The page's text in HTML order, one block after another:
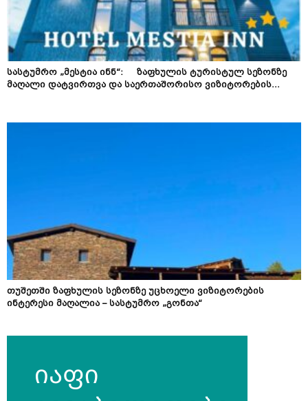
სასტუმრო „მესტია ინნ“: ზაფხულის ტურისტულ სეზონზე
მაღალი დატვირთვა და საერთაშორისო ვიზიტორების...
თუშეთში ზაფხულის სეზონზე უცხოელი ვიზიტორების
ინტერესი მაღალია – სასტუმრო „გონთა“